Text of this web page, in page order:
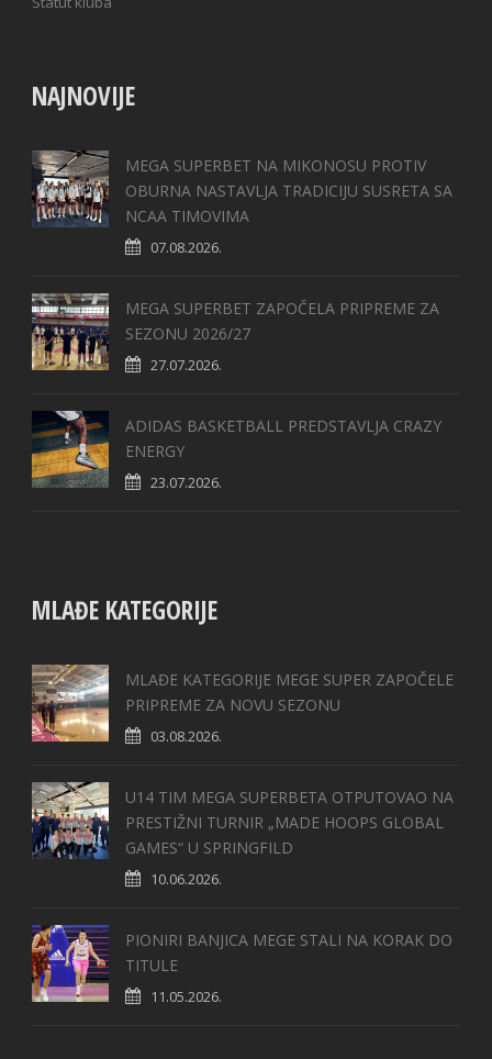
NAJNOVIJE
MEGA SUPERBET NA MIKONOSU PROTIV
OBURNA NASTAVLJA TRADICIJU SUSRETA SA
NCAA TIMOVIMA
07.08.2026.
MEGA SUPERBET ZAPOČELA PRIPREME ZA
SEZONU 2026/27
27.07.2026.
ADIDAS BASKETBALL PREDSTAVLJA CRAZY
ENERGY
23.07.2026.
MLAĐE KATEGORIJE
MLAĐE KATEGORIJE MEGE SUPER ZAPOČELE
PRIPREME ZA NOVU SEZONU
03.08.2026.
U14 TIM MEGA SUPERBETA OTPUTOVAO NA
PRESTIŽNI TURNIR „MADE HOOPS GLOBAL
GAMES“ U SPRINGFILD
10.06.2026.
PIONIRI BANJICA MEGE STALI NA KORAK DO
TITULE
11.05.2026.